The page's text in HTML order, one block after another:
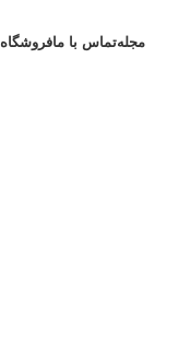
مجلهتماس با مافروشگاه